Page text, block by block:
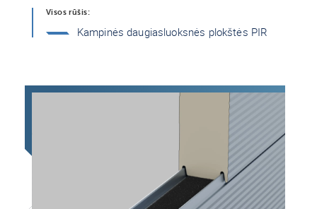
Visos rūšis:
Kampinės daugiasluoksnės plokštės PIR